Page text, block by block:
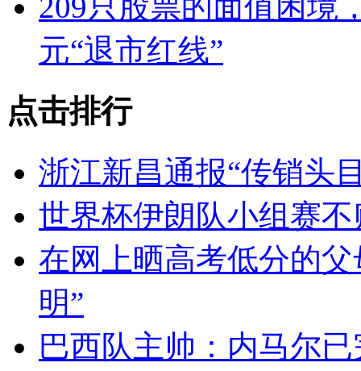
209只股票的面值困境
元“退市红线”
点击排行
浙江新昌通报“传销头
世界杯伊朗队小组赛
在网上晒高考低分的
明”
巴西队主帅：内马尔